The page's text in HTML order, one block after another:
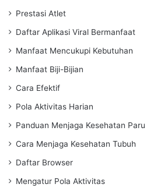
Prestasi Atlet
Daftar Aplikasi Viral Bermanfaat
Manfaat Mencukupi Kebutuhan
Manfaat Biji-Bijian
Cara Efektif
Pola Aktivitas Harian
Panduan Menjaga Kesehatan Paru
Cara Menjaga Kesehatan Tubuh
Daftar Browser
Mengatur Pola Aktivitas